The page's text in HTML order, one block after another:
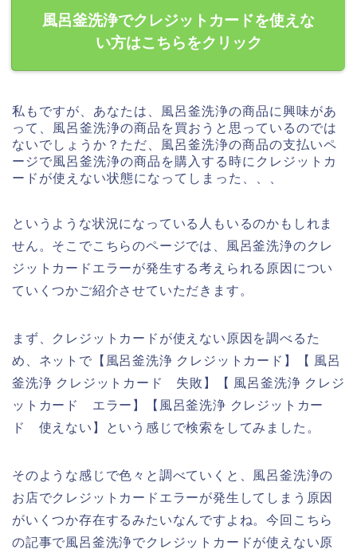
風呂釜洗浄でクレジットカードを使えな
い方はこちらをクリック
私もですが、あなたは、風呂釜洗浄の商品に興味があ
って、風呂釜洗浄の商品を買おうと思っているのでは
ないでしょうか？ただ、風呂釜洗浄の商品の支払いペ
ージで風呂釜洗浄の商品を購入する時にクレジットカ
ードが使えない状態になってしまった、、、
というような状況になっている人もいるのかもしれま
せん。そこでこちらのページでは、風呂釜洗浄のクレ
ジットカードエラーが発生する考えられる原因につい
ていくつかご紹介させていただきます。
まず、クレジットカードが使えない原因を調べるた
め、ネットで【風呂釜洗浄 クレジットカード】【 風呂
釜洗浄 クレジットカード 失敗】【 風呂釜洗浄 クレジ
ットカード エラー】【風呂釜洗浄 クレジットカー
ド 使えない】という感じで検索をしてみました。
そのような感じで色々と調べていくと、風呂釜洗浄の
お店でクレジットカードエラーが発生してしまう原因
がいくつか存在するみたいなんですよね。今回こちら
の記事で風呂釜洗浄でクレジットカードが使えない原